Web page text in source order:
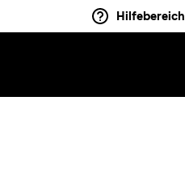
Hilfebereich